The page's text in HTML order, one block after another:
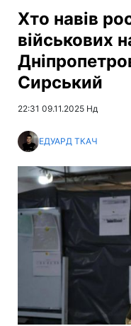
Хто навів
військових
Сирський
22:31 09.11.2025 Нд
ЕДУАРД ТКАЧ